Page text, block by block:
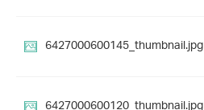
6427000600145_thumbnail.jpg